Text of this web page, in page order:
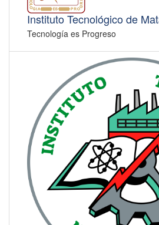
Instituto Tecnológico de
Tecnología es Progreso